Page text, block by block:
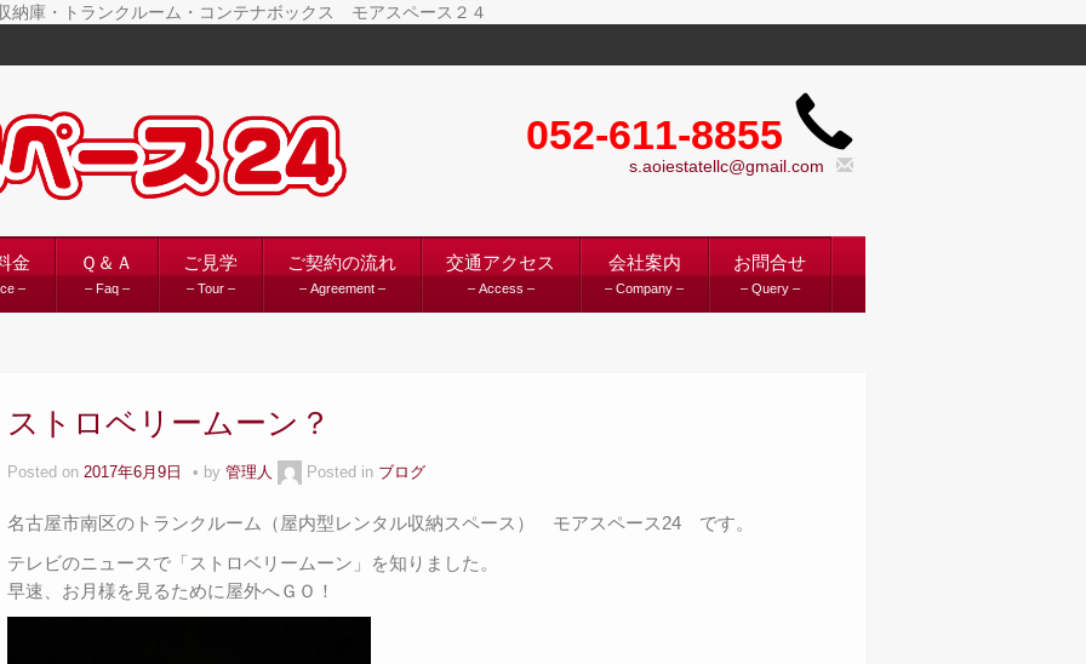
納庫・トランクルーム・コンテナボックス モアスペース２４
052-611-8855
s.aoiestatellc@gmail.com
金
–
Ｑ＆Ａ
– Faq –
ご見学
– Tour –
ご契約の流れ
– Agreement –
交通アクセス
– Access –
会社案内
– Company –
お問合せ
– Query –
ストロベリームーン？
Posted on 2017年6月9日 by管理人 Posted in ブログ
名古屋市南区のトランクルーム（屋内型レンタル収納スペース） モアスペース24 です。
テレビのニュースで「ストロベリームーン」を知りました。
早速、お月様を見るために屋外へＧＯ！